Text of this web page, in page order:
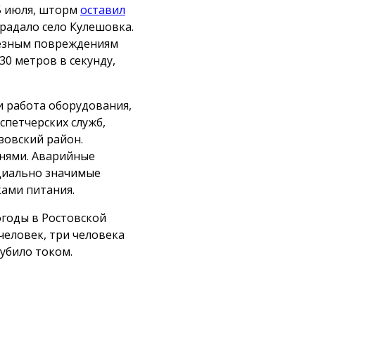
июля, шторм оставил
село Кулешовка.
повреждениям
30 метров в секунду,
оборудования,
служб,
район.
Аварийные
значимые
питания.
в Ростовской
три человека
током.